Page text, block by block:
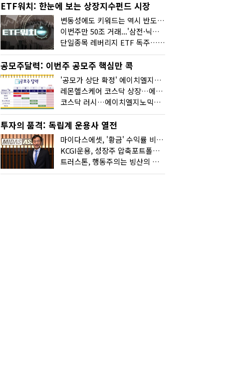
ETF워치: 한눈에 보는 상장지수펀드 시장
변동성에도 키워드는 역시 반도체…신상품은 우주·방산
이번주만 50조 거래...'삼전·닉스 레버리지' 수익률은 -30%
단일종목 레버리지 ETF 독주…'증시 블랙홀'
공모주달력: 이번주 공모주 핵심만 콕
'공모가 상단 확정' 에이치엘지노믹스 청약
레몬헬스케어 코스닥 상장…에이치엘지노믹스 수요예측
코스닥 러시…에이치엘지노믹스 수요예측·레메디 청약
투자의 품격: 독립계 운용사 열전
마이다스에셋, '황금' 수익률 비결은 '꾸준함'
KCGI운용, 성장주 압축포트폴리오로 새 길을 그리다
트러스톤, 행동주의는 빙산의 일각...진정한 힘은 '주식형 강자'